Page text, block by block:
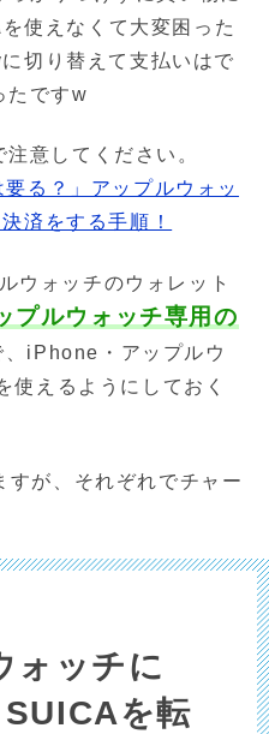
使えなくて大変困った
切り替えて支払いはで
たですw
意してください。
る？」アップルウォッ
済をする手順！
ウォッチのウォレット
プルウォッチ専用の
、iPhone・アップルウ
使えるようにしておく
すが、それぞれでチャー
ォッチに
を転